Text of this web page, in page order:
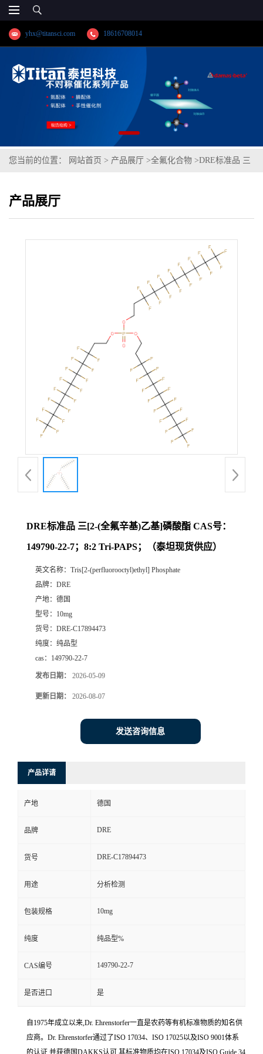
yhx@titansci.com 18616708014
您当前的位置： 网站首页 > 产品展厅 >全氟化合物 >DRE标准品 三
（泰坦现货供应）
产品展厅
DRE标准品 三[2-(全氟辛基)乙基]磷酸酯 CAS号：
149790-22-7；8:2 Tri-PAPS；（泰坦现货供应）
英文名称： Tris[2-(perfluorooctyl)ethyl] Phosphate
品牌： DRE
产地： 德国
型号： 10mg
货号： DRE-C17894473
纯度： 纯品型
cas： 149790-22-7
发布日期： 2026-05-09
更新日期： 2026-08-07
发送咨询信息
产品详请
产地 德国
品牌 DRE
货号 DRE-C17894473
用途 分析检测
包装规格 10mg
纯度 纯品型%
CAS编号 149790-22-7
是否进口 是
自1975年成立以来,Dr. Ehrenstorfer一直是农药等有机标准物质的知名供
应商。Dr. Ehrenstorfer通过了ISO 17034、ISO 17025以及ISO 9001体系
的认证,并获德国DAKKS认可,其标准物质均在ISO 17034及ISO Guide 34